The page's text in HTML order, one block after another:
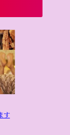
す